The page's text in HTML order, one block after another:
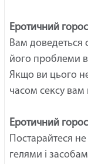
Еротичний
Вам доведеться
його проблеми в
Якщо ви цього
часом сексу вам
Еротичний
Постарайтеся
гелями і